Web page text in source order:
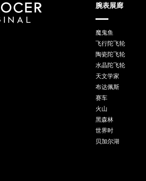
腕表展廊
魔鬼鱼
飞行陀飞轮
陶瓷陀飞轮
水晶陀飞轮
天文学家
布达佩斯
赛车
火山
黑森林
世界时
贝加尔湖